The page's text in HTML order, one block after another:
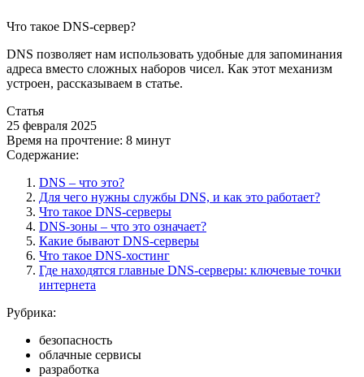
Что такое DNS-сервер?
DNS позволяет нам использовать удобные для запоминания
адреса вместо сложных наборов чисел. Как этот механизм
устроен, рассказываем в статье.
Статья
25 февраля 2025
Время на прочтение: 8 минут
Содержание:
DNS – что это?
Для чего нужны службы DNS, и как это работает?
Что такое DNS-серверы
DNS-зоны – что это означает?
Какие бывают DNS-серверы
Что такое DNS-хостинг
Где находятся главные DNS-серверы: ключевые точки
интернета
Рубрика:
безопасность
облачные сервисы
разработка